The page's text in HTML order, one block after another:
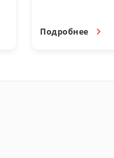
выходной день.
Подробнее